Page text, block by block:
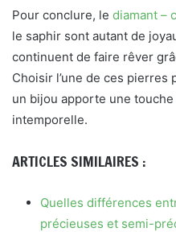
Pour conclure, le diamant –
le saphir sont autant de
continuent de faire rêver
Choisir l’une de ces
un bijou apporte une touche
intemporelle.
ARTICLES SIMILAIRES :
Quelles différences
précieuses et semi-